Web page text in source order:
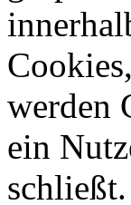
werden
ein